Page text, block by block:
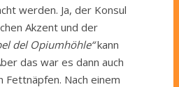
werden. Ja, der Konsul
Akzent und der
del Opiumhöhle“kann
das war es dann auch
Fettnäpfen. Nach einem